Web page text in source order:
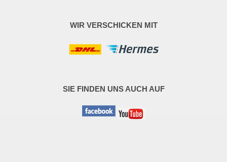
WIR VERSCHICKEN MIT
SIE FINDEN UNS AUCH AUF